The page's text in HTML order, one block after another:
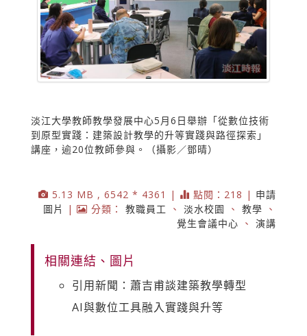
淡江大學教師教學發展中心5月6日舉辦「從數位技術
到原型實踐：建築設計教學的升等實踐與路徑探索」
講座，逾20位教師參與。（攝影／鄧晴）
5.13 MB , 6542 * 4361 | 點閱：218 | 申請
圖片
| 分類： 教職員工 、 淡水校園 、 教學 、
覺生會議中心 、 演講
相關連結、圖片
引用新聞：蕭吉甫談建築教學轉型
AI與數位工具融入實踐與升等